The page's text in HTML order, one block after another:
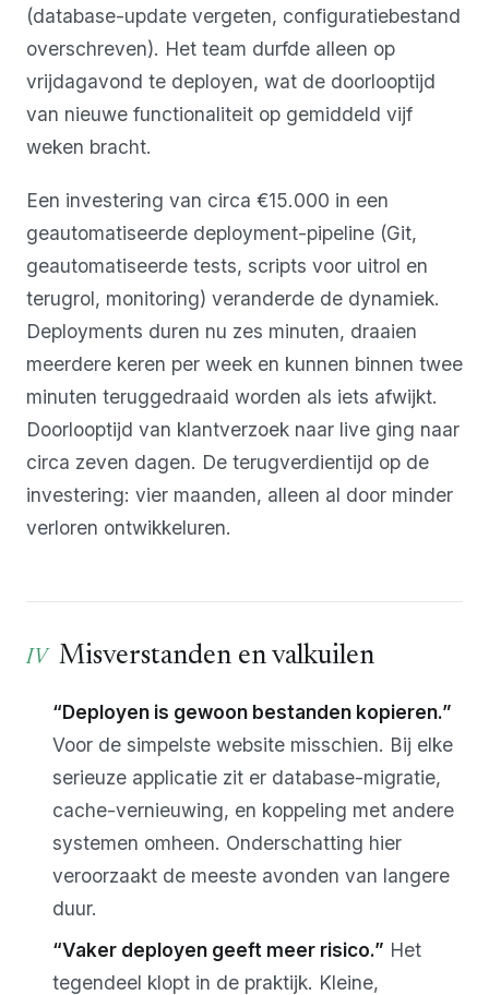
(database-update vergeten, configuratiebestand
overschreven). Het team durfde alleen op
vrijdagavond te deployen, wat de doorlooptijd
van nieuwe functionaliteit op gemiddeld vijf
weken bracht.
Een investering van circa €15.000 in een
geautomatiseerde deployment-pipeline (Git,
geautomatiseerde tests, scripts voor uitrol en
terugrol, monitoring) veranderde de dynamiek.
Deployments duren nu zes minuten, draaien
meerdere keren per week en kunnen binnen twee
minuten teruggedraaid worden als iets afwijkt.
Doorlooptijd van klantverzoek naar live ging naar
circa zeven dagen. De terugverdientijd op de
investering: vier maanden, alleen al door minder
verloren ontwikkeluren.
Misverstanden en valkuilen
“Deployen is gewoon bestanden kopieren.”
Voor de simpelste website misschien. Bij elke
serieuze applicatie zit er database-migratie,
cache-vernieuwing, en koppeling met andere
systemen omheen. Onderschatting hier
veroorzaakt de meeste avonden van langere
duur.
“Vaker deployen geeft meer risico.” Het
tegendeel klopt in de praktijk. Kleine,